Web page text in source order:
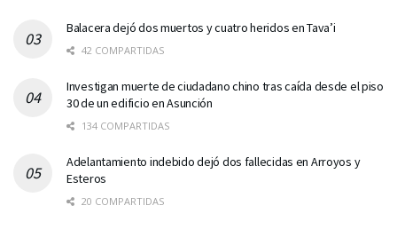
Balacera dejó dos muertos y cuatro heridos en Tava’i
42 COMPARTIDAS
Investigan muerte de ciudadano chino tras caída desde el piso
30 de un edificio en Asunción
134 COMPARTIDAS
Adelantamiento indebido dejó dos fallecidas en Arroyos y
Esteros
20 COMPARTIDAS